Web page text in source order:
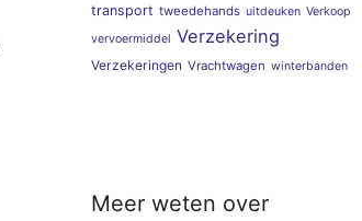
transport tweedehands uitdeuken Verkoop
vervoermiddel Verzekering
Verzekeringen Vrachtwagen winterbanden
Meer weten over